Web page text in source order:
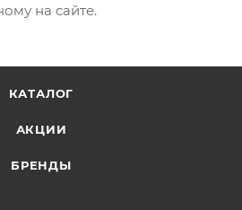
на сайте.
КАТАЛОГ
АКЦИИ
БРЕНДЫ